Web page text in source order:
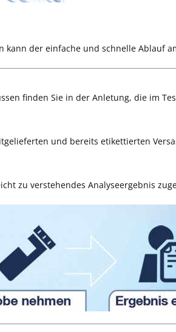
der einfache und schnelle Ablauf
finden Sie in der Anletung, die im
und bereits etikettierten
zu verstehendes Analyseergebnis